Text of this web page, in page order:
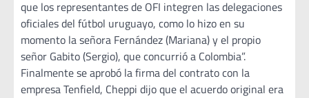
que los representantes de OFI integren las delegaciones
oficiales del fútbol uruguayo, como lo hizo en su
momento la señora Fernández (Mariana) y el propio
señor Gabito (Sergio), que concurrió a Colombia”.
Finalmente se aprobó la firma del contrato con la
empresa Tenfield, Cheppi dijo que el acuerdo original era